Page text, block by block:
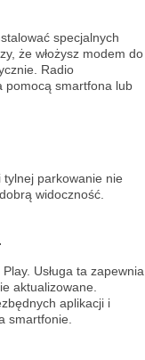
specjalnych
że włożysz modem do
Radio
pomocą smartfona lub
tylnej parkowanie nie
widoczność.
Usługa ta zapewnia
aktualizowane.
aplikacji i
smartfonie.